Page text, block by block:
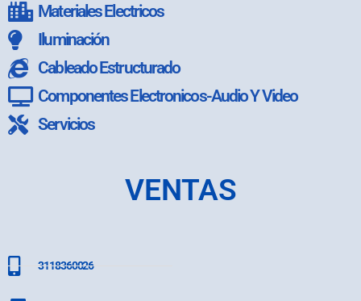
Materiales Electricos
Iluminación
Cableado Estructurado
Componentes Electronicos-Audio Y Video
Servicios
VENTAS
3118360026